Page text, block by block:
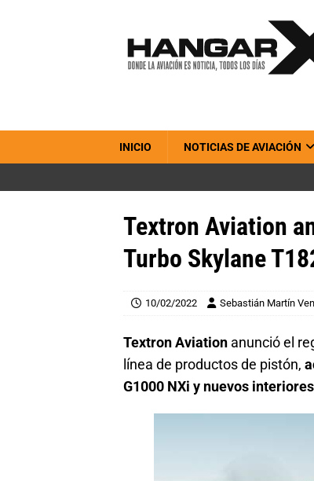
INICIO NOTICIAS DE AVIACIÓN
Textron Aviation
Turbo Skylane
10/02/2022 Sebastián Martín
Textron Aviation anunció el
línea de productos de pistón,
G1000 NXi y nuevos interiores